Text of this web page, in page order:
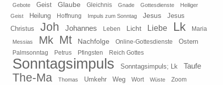
Gebote
Geist Glaube Gleichnis Gnade Gottesdienste
Heiliger
Geist
Heilung Hoffnung Impuls zum Sonntag Jesus
Jesus
Christus
Joh Johannes Leben Licht Liebe Lk Maria
Messias Mk Mt Nachfolge Online-Gottesdienste Ostern
Palmsonntag Petrus Pfingsten Reich Gottes
Sonntagsimpuls Sonntagsimpuls; Lk Taufe
The-Ma Thomas Umkehr Weg Wort Wüste Zoom